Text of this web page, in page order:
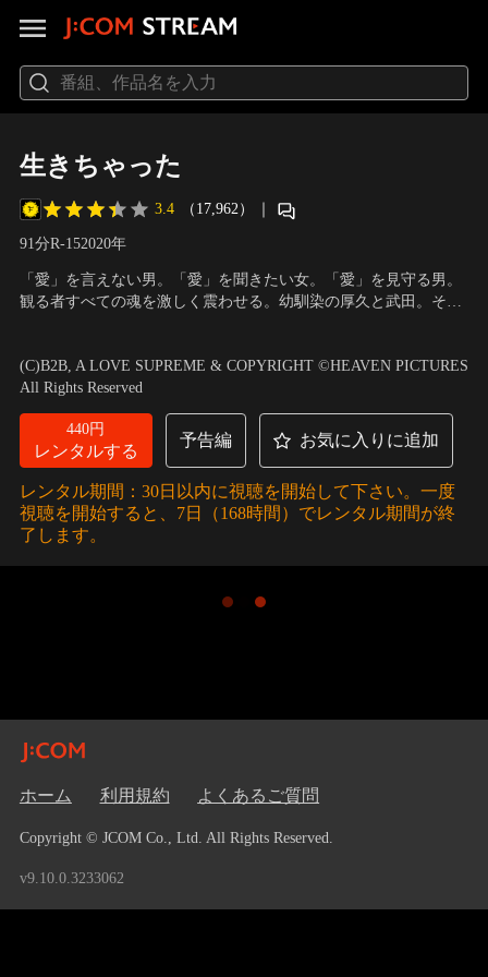
生きちゃった
3.4 （17,962） ｜
91分R-152020年
「愛」を言えない男。「愛」を聞きたい女。「愛」を見守る男。
観る者すべての魂を激しく震わせる。幼馴染の厚久と武田。そし
と奈津美は結婚し、5歳の娘がいる。ささやかな暮らし、それな
りの生活。
人、北村有起哉、原日出子、鶴見辰吾、伊佐山ひろ子／監督：石
井裕也
(C)B2B, A LOVE SUPREME & COPYRIGHT ©HEAVEN PICTURES
All Rights Reserved
440円
レンタルする
予告編 お気に入りに追加
レンタル期間：30日以内に視聴を開始して下さい。一度
視聴を開始すると、7日（168時間）でレンタル期間が終
了します。
ホーム 利用規約 よくあるご質問
Copyright © JCOM Co., Ltd. All Rights Reserved.
v9.10.0.3233062